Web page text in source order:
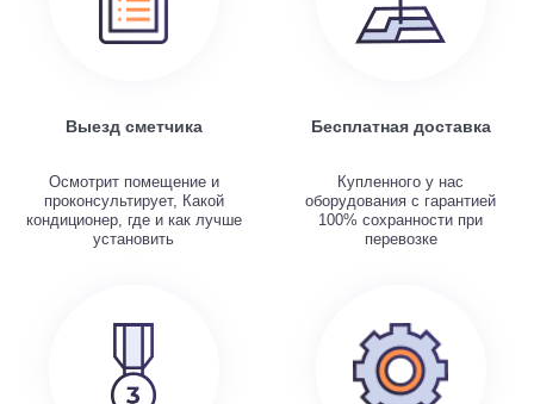
Выезд сметчика
Осмотрит помещение и
проконсультирует, Какой
кондиционер, где и как лучше
установить
Бесплатная доставка
Купленного у нас
оборудования с гарантией
100% сохранности при
перевозке